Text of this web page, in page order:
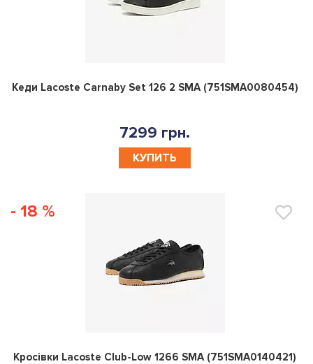
0
Кеди Lacoste Carnaby Set 126 2 SMA (751SMA0080454)
7299 грн.
КУПИТЬ
- 18 %
0
Кросівки Lacoste Club-Low 1266 SMA (751SMA0140421)